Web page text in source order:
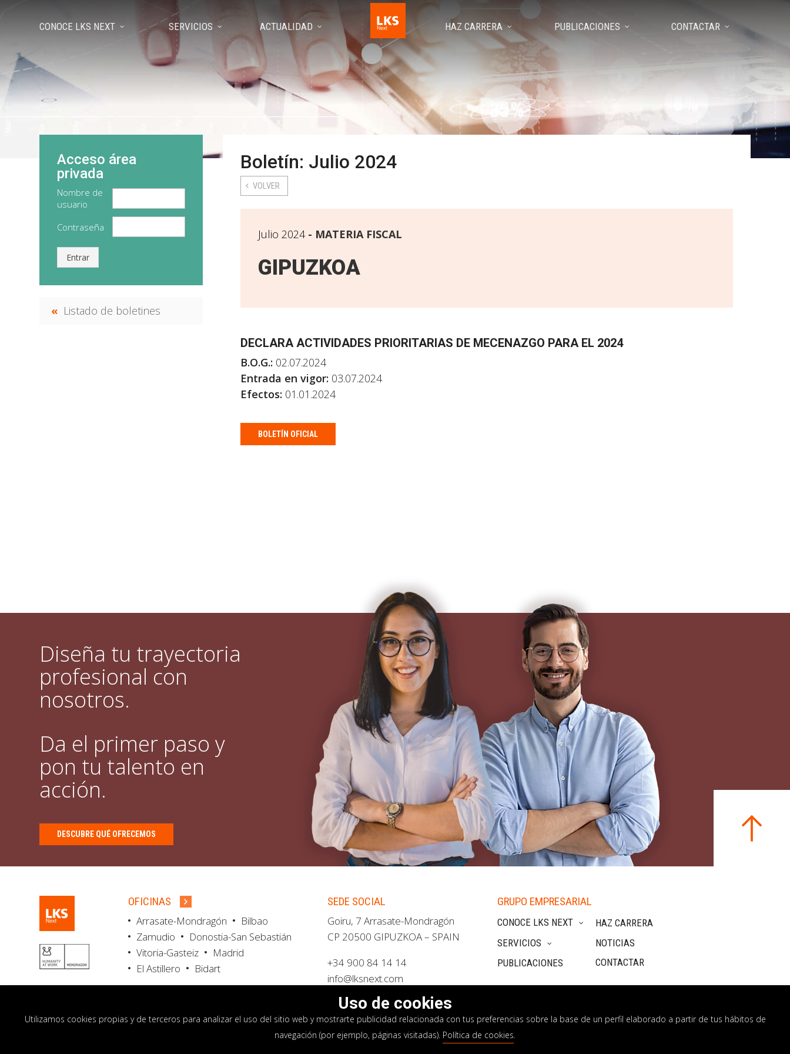
CONOCE LKS NEXT SERVICIOS ACTUALIDAD HAZ CARRERA PUBLICACIONES CONTACTAR
Boletín: Julio 2024
VOLVER
Julio 2024 MATERIA FISCAL
GIPUZKOA
DECLARA ACTIVIDADES PRIORITARIAS DE MECENAZGO PARA EL 2024
B.O.G.: 02.07.2024
Entrada en vigor: 03.07.2024
Efectos: 01.01.2024
BOLETÍN OFICIAL
Acceso área
privada
Nombre de
usuario
Contraseña
Entrar
Listado de boletines
Diseña tu trayectoria
profesional con
nosotros.
Da el primer paso y
pon tu talento en
acción.
DESCUBRE QUÉ OFRECEMOS
OFICINAS
Arrasate-Mondragón
Bilbao
Zamudio
Donostia-San Sebastián
Vitoria-Gasteiz
Madrid
El Astillero
Bidart
SEDE SOCIAL
Goiru, 7 Arrasate-Mondragón
CP 20500 GIPUZKOA – SPAIN
+34 900 84 14 14
info@lksnext.com
GRUPO EMPRESARIAL
CONOCE LKS NEXT
SERVICIOS
PUBLICACIONES
HAZ CARRERA
NOTICIAS
CONTACTAR
Portal de privacidad Política de cookies Sistema interno información
Uso de cookies
Utilizamos cookies propias y de terceros para analizar el uso del sitio web y mostrarte publicidad relacionada con tus preferencias sobre la base de un perfil elaborado a partir de tus hábitos de
navegación (por ejemplo, páginas visitadas). Política de cookies.